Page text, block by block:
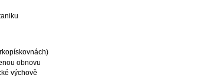
obnovu
výchově